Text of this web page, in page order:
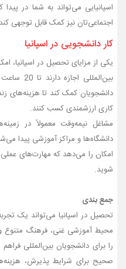
اسپانیایی می‌تواند به شما در
اجتماعی‌تان نیز کمک قابل توجهی
کار دانشجویی در اسپانیا
یکی از مزایای تحصیل در اسپانیا،
دانشجویان کمک کند تا هزینه‌های
کاری ارزشمندی کسب کنند.
مشاغل نیمه‌وقت معمولاً در
دانشگاه‌ها و مراکز آموزشی پیدا
امکان را می‌دهد که مهارت‌های عملی
شوید.
جمع‌ بندی
تحصیل در اسپانیا می‌تواند یک
محیط آموزشی غنی، فرهنگ متنوع
را برای دانشجویان بین‌المللی
صحیح برای شرایط پذیرش،